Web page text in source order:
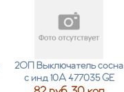
2ОП Выключатель сосна
с инд 10А 477035 GE